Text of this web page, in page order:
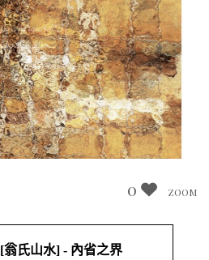
0 ZOOM
[翁氏山水] - 內省之界